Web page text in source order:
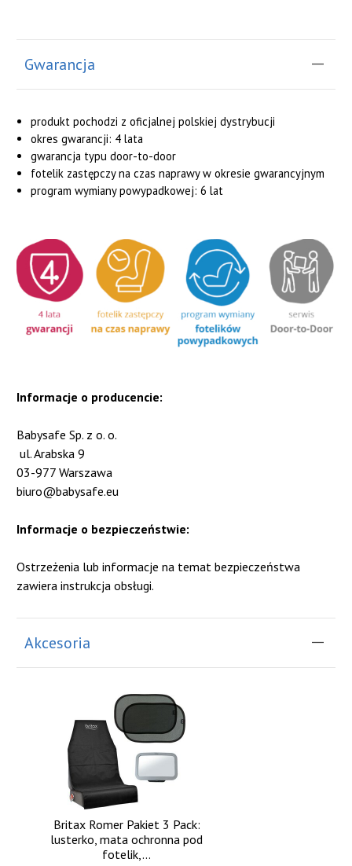
Gwarancja
produkt pochodzi z oficjalnej polskiej dystrybucji
okres gwarancji: 4 lata
gwarancja typu door-to-door
fotelik zastępczy na czas naprawy w okresie gwarancyjnym
program wymiany powypadkowej: 6 lat
Informacje o producencie:
Babysafe Sp. z o. o.
ul. Arabska 9
03-977 Warszawa
biuro@babysafe.eu
Informacje o bezpieczeństwie:
Ostrzeżenia lub informacje na temat bezpieczeństwa
zawiera instrukcja obsługi.
Akcesoria
Britax Romer Pakiet 3 Pack:
lusterko, mata ochronna pod
fotelik,...